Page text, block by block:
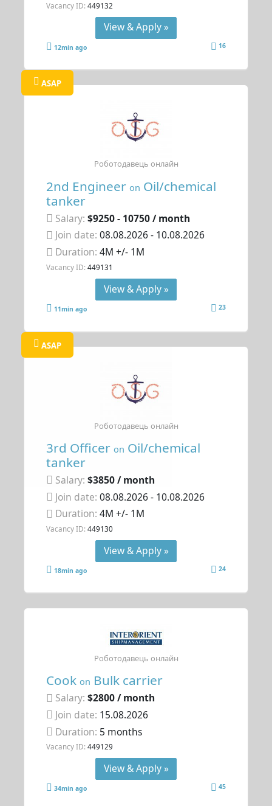
Vacancy ID: 449132
View & Apply »
12min ago 16
ASAP
2nd Engineeron Oil/chemical
tanker
Salary: $9250 - 10750 / month
Join date: 08.08.2026- 10.08.2026
Duration:4M +/- 1M
Vacancy ID: 449131
Роботодавець онлайн
View & Apply »
11min ago 23
ASAP
3rd Officeron Oil/chemical
tanker
Salary: $3850 / month
Join date: 08.08.2026- 10.08.2026
Duration:4M +/- 1M
Vacancy ID: 449130
Роботодавець онлайн
View & Apply »
18min ago 24
Cookon Bulk carrier
Salary: $2800 / month
Join date: 15.08.2026
Duration: 5 months
Vacancy ID: 449129
Роботодавець онлайн
View & Apply »
34min ago 45